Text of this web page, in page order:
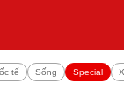
tế Sống Special